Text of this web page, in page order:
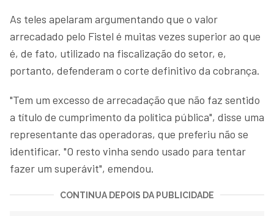
As teles apelaram argumentando que o valor
arrecadado pelo Fistel é muitas vezes superior ao que
é, de fato, utilizado na fiscalização do setor, e,
portanto, defenderam o corte definitivo da cobrança.
"Tem um excesso de arrecadação que não faz sentido
a título de cumprimento da política pública", disse uma
representante das operadoras, que preferiu não se
identificar. "O resto vinha sendo usado para tentar
fazer um superávit", emendou.
CONTINUA DEPOIS DA PUBLICIDADE